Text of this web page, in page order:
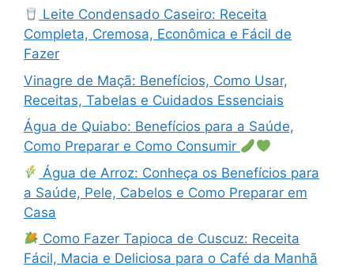
Leite Condensado Caseiro: Receita
Completa, Cremosa, Econômica e Fácil de
Fazer
Vinagre de Maçã: Benefícios, Como Usar,
Receitas, Tabelas e Cuidados Essenciais
Água de Quiabo: Benefícios para a Saúde,
Como Preparar e Como Consumir
Água de Arroz: Conheça os Benefícios para
a Saúde, Pele, Cabelos e Como Preparar em
Casa
Como Fazer Tapioca de Cuscuz: Receita
Fácil, Macia e Deliciosa para o Café da Manhã